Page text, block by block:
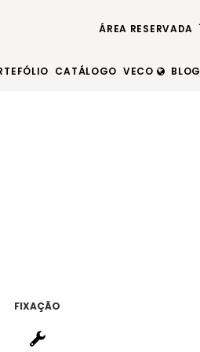
ÁREA RESERVADA
CATÁLOGO VECO BLOG
FIXAÇÃO